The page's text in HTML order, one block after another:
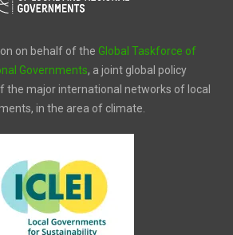
on behalf of the Global Taskforce of
Governments, a joint global policy
the major international networks of local
in the area of climate.